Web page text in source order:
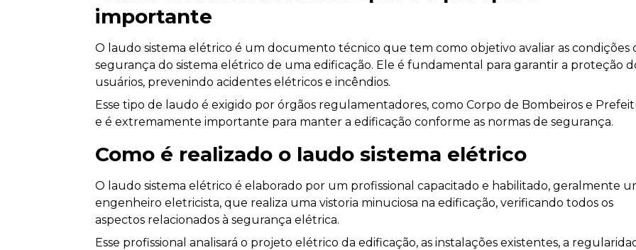
importante
O laudo sistema elétrico é um documento técnico que tem como objetivo avaliar as condições
segurança do sistema elétrico de uma edificação. Ele é fundamental para garantir a proteção
usuários, prevenindo acidentes elétricos e incêndios.
Esse tipo de laudo é exigido por órgãos regulamentadores, como Corpo de Bombeiros e
e é extremamente importante para manter a edificação conforme as normas de segurança.
Como é realizado o laudo sistema elétrico
O laudo sistema elétrico é elaborado por um profissional capacitado e habilitado, geralmente
engenheiro eletricista, que realiza uma vistoria minuciosa na edificação, verificando todos os
aspectos relacionados à segurança elétrica.
Esse profissional analisará o projeto elétrico da edificação, as instalações existentes, a